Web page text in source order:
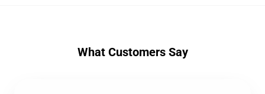
What Customers Say